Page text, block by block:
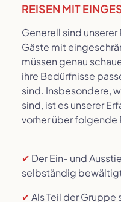
REISEN MIT
Generell sind
Gäste mit
müssen genau
ihre Bedürfnisse
sind. Insbesondere,
sind, ist es unserer
vorher über folgende
✔ Der Ein- und
selbständig
✔Als Teil der